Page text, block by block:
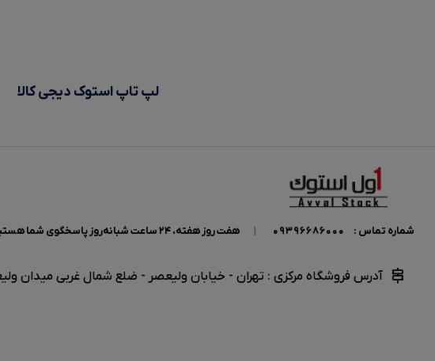
لپ تاپ استوک دیجی کالا
شماره تماس : 09396686000
| هفت روز هفته، ۲۴ ساعت شبانه‌روز پاسخگوی شما هستیم.
آدرس فروشگاه مرکزی : تهران - خیابان ولیعصر - ضلع شمال غربی میدان